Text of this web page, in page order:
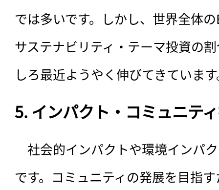
では多いです。しかし、世界全体
サステナビリティ・テーマ投資の
しろ最近ようやく伸びてきていま
5. インパクト・コミュニテ
社会的インパクトや環境インパ
です。コミュニティの発展を目指